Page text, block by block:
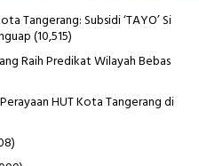
Tangerang: Subsidi ‘TAYO’ Si
(10,515)
Raih Predikat Wilayah Bebas
HUT Kota Tangerang di